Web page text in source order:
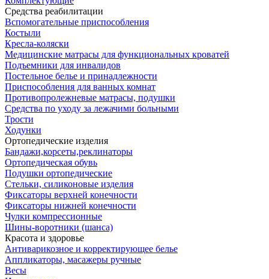
Средства реабилитации
Вспомогательные приспособления
Костыли
Кресла-коляски
Медицинские матрасы для функциональных кроватей
Подъемники для инвалидов
Постельное белье и принадлежности
Приспособления для ванных комнат
Противопролежневые матрасы, подушки
Средства по уходу за лежачими больными
Трости
Ходунки
Ортопедические изделия
Бандажи,корсеты,реклинаторы
Ортопедическая обувь
Подушки ортопедические
Стельки, силиконовые изделия
Фиксаторы верхней конечности
Фиксаторы нижней конечности
Чулки компрессионные
Шины-воротники (шанса)
Красота и здоровье
Антиварикозное и корректирующее белье
Аппликаторы, масажеры ручные
Весы